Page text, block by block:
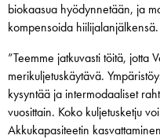
biokaasua hyödynnetään, ja
kompensoida hiilijalanjälkensä.
”Teemme jatkuvasti töitä, jotta
merikuljetuskäytävä.
kysyntää ja intermodaaliset
vuosittain. Koko kuljetusketju
Akkukapasiteetin